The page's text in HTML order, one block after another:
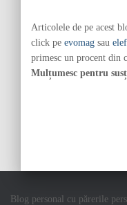
Articolele de pe acest
click pe evomag sau
primesc un procent din
Mulțumesc pentru
Blog personal cu părerile